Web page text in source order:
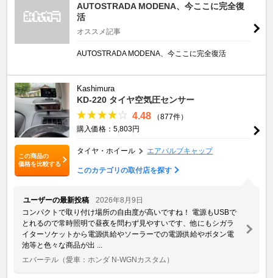
AUTOSTRADA MODENA、今ここに完全復
活
オススメ記事
AUTOSTRADA MODENA、今ここに完全復活
この商品の
価格を比較する
Kashimura
KD-220 タイヤ空気圧センサー
4.48
（877件）
購入価格：5,803円
タイヤ・ホイール エアバルブキャップ
このカテゴリの取付店を探す
ユーザーの最新投稿
2026年8月9日
コンパクトで取り付け場所の自由度が高いですね！ 電源もUSBで
とれるので常時照明で昼夜を問わず見やすいです、他にもシガラ
イターソケットから電源供給やソーラーでの電源供給やボタン電
池等と色々な商品が出 ...
エバーテル （愛車：ホンダ N-WGNカスタム）